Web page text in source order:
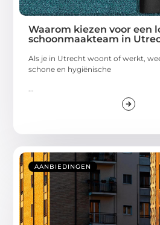
Waarom kiezen voor een
schoonmaakteam in
Als je in Utrecht woont of werkt,
schone en hygiënische
...
AANBIEDINGEN